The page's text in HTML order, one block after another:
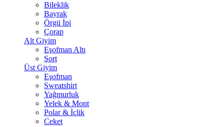
Bileklik
Bayrak
Örgü İpi
Çorap
Alt Giyim
Eşofman Altı
Şort
Üst Giyim
Eşofman
Sweatshirt
Yağmurluk
Yelek & Mont
Polar & İçlik
Ceket